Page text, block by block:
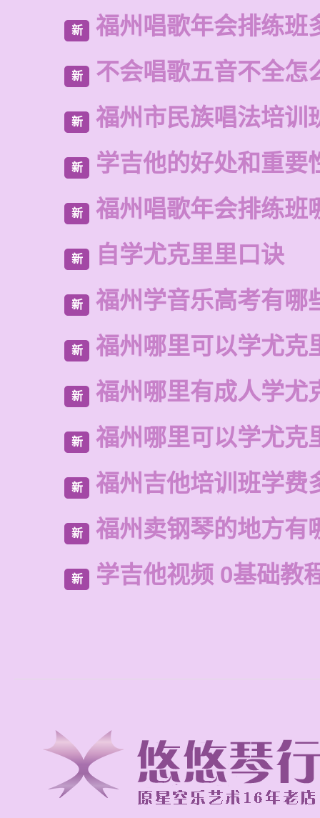
新 福州唱歌年会排练班
新 不会唱歌五音不全怎
新 福州市民族唱法培训
新 学吉他的好处和重要
新 福州唱歌年会排练班
新 自学尤克里里口诀
新 福州学音乐高考有哪
新 福州哪里可以学尤克
新 福州哪里有成人学尤
新 福州哪里可以学尤克
新 福州吉他培训班学费
新 福州卖钢琴的地方有
新 学吉他视频 0基础教